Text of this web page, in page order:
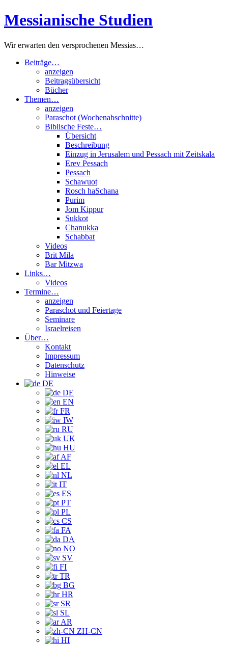
Zum
Inhalt
Messianische Studien
Wir erwarten den versprochenen Messias…
Beiträge…
anzeigen
Beitragsübersicht
Bücher
Themen…
anzeigen
Paraschot (Wochenabschnitte)
Biblische Feste…
Übersicht
Beschreibung
Einzug in Jerusalem und Pessach mit Zeitskala
Erev Pessach
Pessach
Schawuot
Rosch haSchana
Purim
Jom Kippur
Sukkot
Chanukka
Schabbat
Videos
Brit Mila
Bar Mitzwa
Links…
Videos
Termine…
anzeigen
Paraschot und Feiertage
Seminare
Israelreisen
Über…
Kontakt
Impressum
Datenschutz
Hinweise
DE
DE
EN
FR
IW
RU
UK
HU
AF
EL
NL
IT
ES
PT
PL
CS
FA
DA
NO
SV
FI
TR
BG
HR
SR
SL
AR
ZH-CN
HI